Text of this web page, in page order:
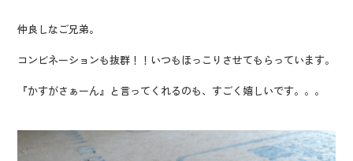
仲良しなご兄弟。
コンビネーションも抜群！！いつもほっこりさせてもらっています。
『かすがさぁーん』と言ってくれるのも、すごく嬉しいです。。。